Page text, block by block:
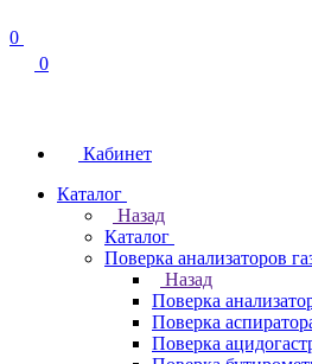
0
0
Кабинет
Каталог
Назад
Каталог
Поверка анализаторов
Назад
Поверка
Поверка
Поверка